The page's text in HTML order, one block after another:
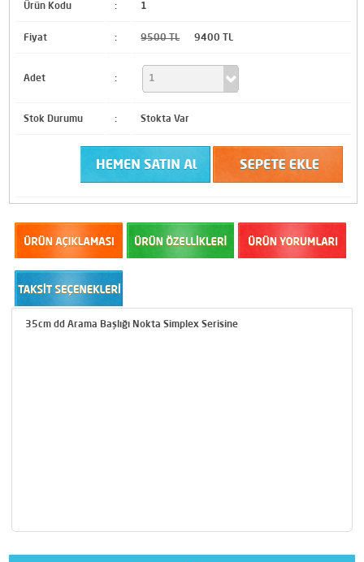
Ürün Kodu : 1
Fiyat : 9500 TL 9400 TL
Adet :
Stok Durumu : Stokta Var
35cm dd Arama Başlığı Nokta Simplex Serisine